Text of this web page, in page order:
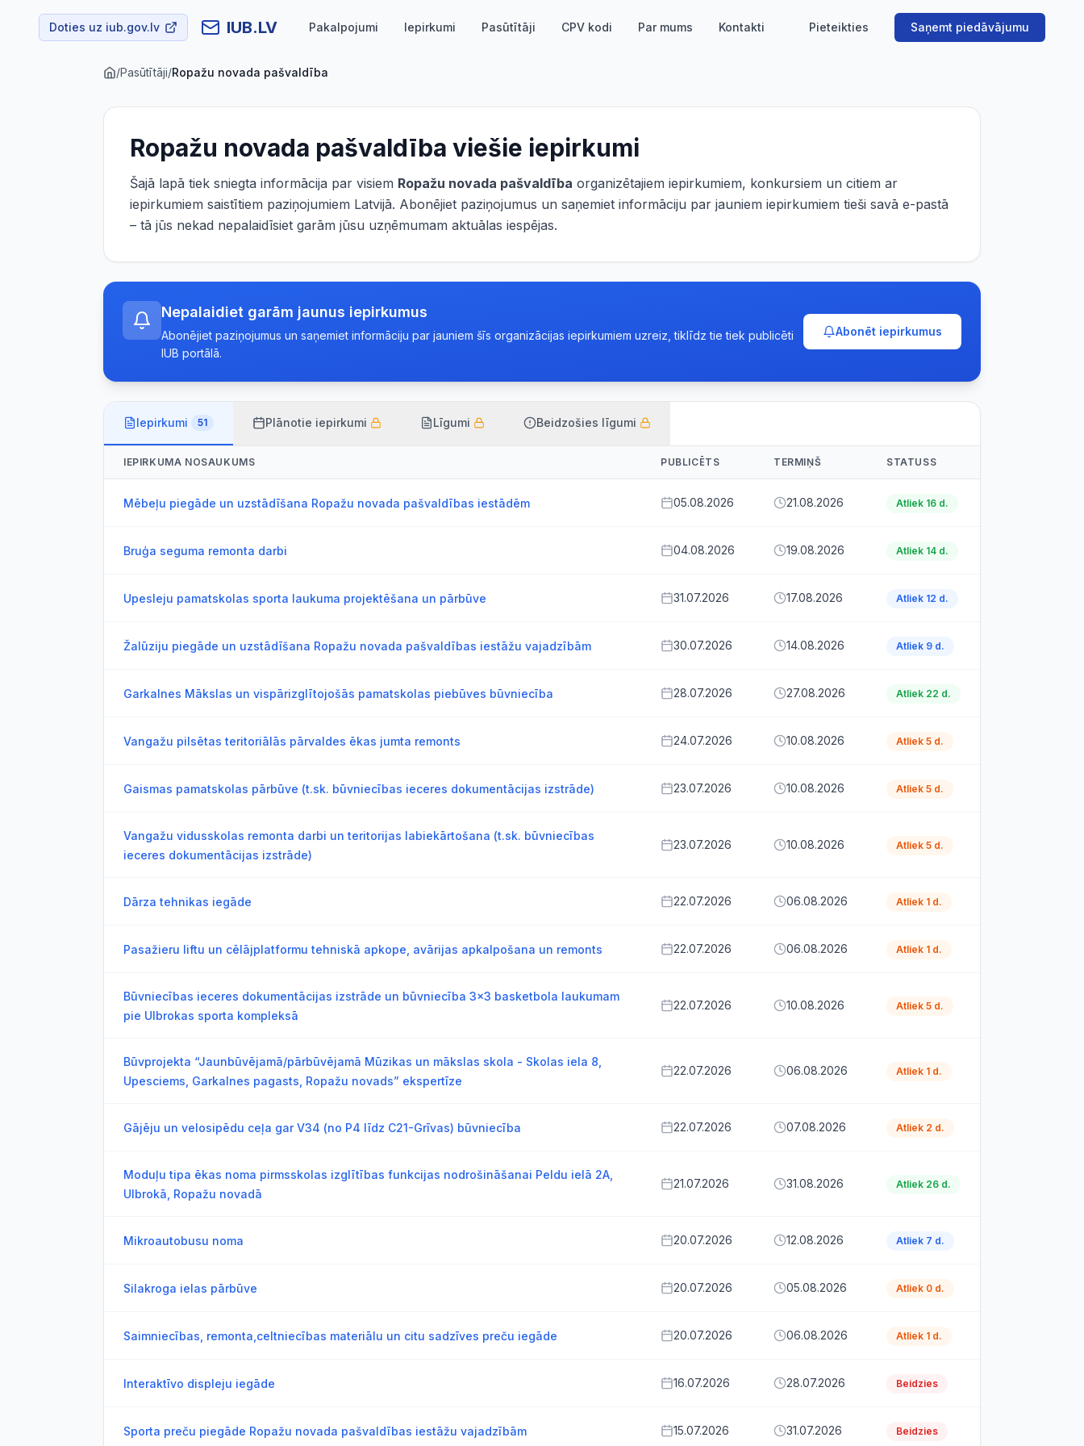
Doties uz iub.gov.lv IUB.LV Pakalpojumi Iepirkumi Pasūtītāji CPV kodi Par mums Kontakti Pieteikties Saņemt piedāvājumu
/Pasūtītāji/Ropažu novada pašvaldība
Ropažu novada pašvaldība viešie iepirkumi
Šajā lapā tiek sniegta informācija par visiem Ropažu novada pašvaldība organizētajiem iepirkumiem, konkursiem un citiem ar
iepirkumiem saistītiem paziņojumiem Latvijā. Abonējiet paziņojumus un saņemiet informāciju par jauniem iepirkumiem tieši savā e-pastā
– tā jūs nekad nepalaidīsiet garām jūsu uzņēmumam aktuālas iespējas.
Nepalaidiet garām jaunus iepirkumus
Abonējiet paziņojumus un saņemiet informāciju par jauniem šīs organizācijas iepirkumiem uzreiz, tiklīdz tie tiek publicēti
IUB portālā.
Abonēt iepirkumus
Iepirkumi 51 Plānotie iepirkumi Līgumi Beidzošies līgumi
IEPIRKUMA NOSAUKUMS PUBLICĒTS TERMIŅŠ STATUSS
Mēbeļu piegāde un uzstādīšana Ropažu novada pašvaldības iestādēm 05.08.2026 21.08.2026 Atliek 16 d.
Bruģa seguma remonta darbi 04.08.2026 19.08.2026 Atliek 14 d.
Upesleju pamatskolas sporta laukuma projektēšana un pārbūve 31.07.2026 17.08.2026 Atliek 12 d.
Žalūziju piegāde un uzstādīšana Ropažu novada pašvaldības iestāžu vajadzībām 30.07.2026 14.08.2026 Atliek 9 d.
Garkalnes Mākslas un vispārizglītojošās pamatskolas piebūves būvniecība 28.07.2026 27.08.2026 Atliek 22 d.
Vangažu pilsētas teritoriālās pārvaldes ēkas jumta remonts 24.07.2026 10.08.2026 Atliek 5 d.
Gaismas pamatskolas pārbūve (t.sk. būvniecības ieceres dokumentācijas izstrāde) 23.07.2026 10.08.2026 Atliek 5 d.
Vangažu vidusskolas remonta darbi un teritorijas labiekārtošana (t.sk. būvniecības
ieceres dokumentācijas izstrāde)
23.07.2026 10.08.2026 Atliek 5 d.
Dārza tehnikas iegāde 22.07.2026 06.08.2026 Atliek 1 d.
Pasažieru liftu un cēlājplatformu tehniskā apkope, avārijas apkalpošana un remonts 22.07.2026 06.08.2026 Atliek 1 d.
Būvniecības ieceres dokumentācijas izstrāde un būvniecība 3x3 basketbola laukumam
pie Ulbrokas sporta kompleksā
22.07.2026 10.08.2026 Atliek 5 d.
Būvprojekta “Jaunbūvējamā/pārbūvējamā Mūzikas un mākslas skola - Skolas iela 8,
Upesciems, Garkalnes pagasts, Ropažu novads” ekspertīze
22.07.2026 06.08.2026 Atliek 1 d.
Gājēju un velosipēdu ceļa gar V34 (no P4 līdz C21-Grīvas) būvniecība 22.07.2026 07.08.2026 Atliek 2 d.
Moduļu tipa ēkas noma pirmsskolas izglītības funkcijas nodrošināšanai Peldu ielā 2A,
Ulbrokā, Ropažu novadā
21.07.2026 31.08.2026 Atliek 26 d.
Mikroautobusu noma 20.07.2026 12.08.2026 Atliek 7 d.
Silakroga ielas pārbūve 20.07.2026 05.08.2026 Atliek 0 d.
Saimniecības, remonta,celtniecības materiālu un citu sadzīves preču iegāde 20.07.2026 06.08.2026 Atliek 1 d.
Interaktīvo displeju iegāde 16.07.2026 28.07.2026 Beidzies
Sporta preču piegāde Ropažu novada pašvaldības iestāžu vajadzībām 15.07.2026 31.07.2026 Beidzies